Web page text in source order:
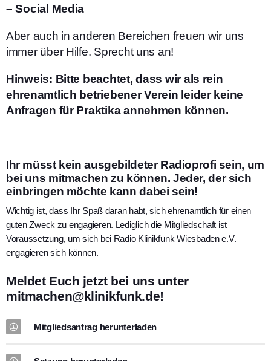
– Social Media
Aber auch in anderen Bereichen freuen wir uns
immer über Hilfe. Sprecht uns an!
Hinweis: Bitte beachtet, dass wir als rein
ehrenamtlich betriebener Verein leider keine
Anfragen für Praktika annehmen können.
Ihr müsst kein ausgebildeter Radioprofi sein, um
bei uns mitmachen zu können. Jeder, der sich
einbringen möchte kann dabei sein!
Wichtig ist, dass Ihr Spaß daran habt, sich ehrenamtlich für einen
guten Zweck zu engagieren. Lediglich die Mitgliedschaft ist
Voraussetzung, um sich bei Radio Klinikfunk Wiesbaden e.V.
engagieren sich können.
Meldet Euch jetzt bei uns unter
mitmachen@klinikfunk.de!
Mitgliedsantrag herunterladen